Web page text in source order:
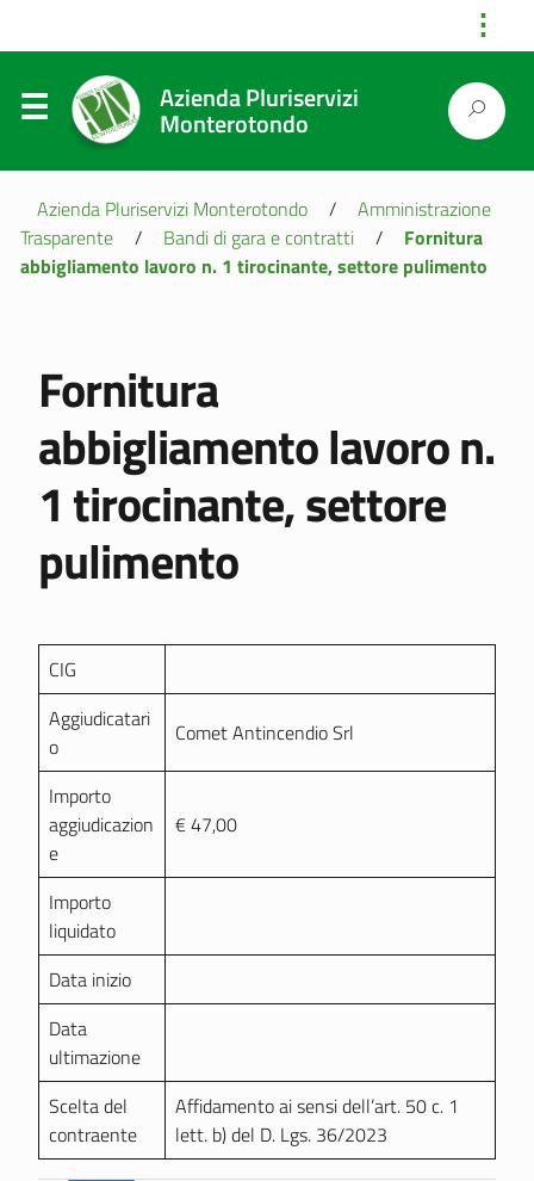
⋮
Azienda Pluriservizi
Monterotondo
Azienda Pluriservizi Monterotondo /
Amministrazione
Trasparente
/ Bandi di gara e contratti /
Fornitura
abbigliamento lavoro n. 1 tirocinante, settore pulimento
Fornitura
abbigliamento lavoro n.
1 tirocinante, settore
pulimento
CIG
Aggiudicatari
o
Comet Antincendio Srl
Importo
aggiudicazion
e
€ 47,00
Importo
liquidato
Data inizio
Data
ultimazione
Scelta del
contraente
Affidamento ai sensi dell’art. 50 c. 1
lett. b) del D. Lgs. 36/2023